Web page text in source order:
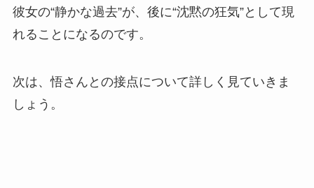
彼女の“静かな過去”が、後に“沈黙の狂気”として現
れることになるのです。
次は、悟さんとの接点について詳しく見ていきま
しょう。